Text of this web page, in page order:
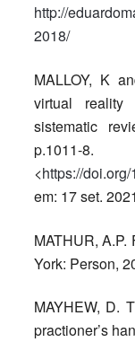
http://
2018/
MALLOY, K
virtual reality
sistematic
p.1011-
<https://
em: 17 set.
MATHUR,
York: Person,
MAYHEW, D.
practioner’s